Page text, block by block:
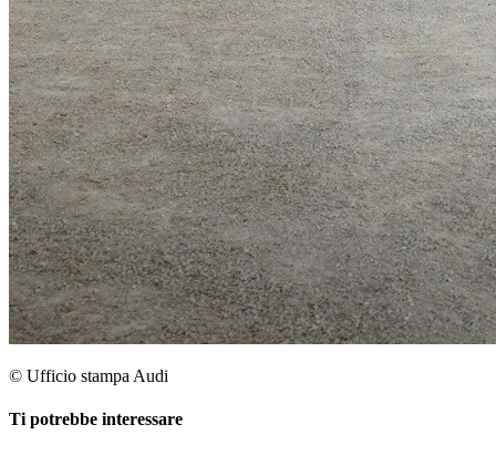
© Ufficio stampa Audi
Ti potrebbe interessare